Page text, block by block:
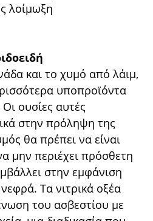
λοίμωξη
και το χυμό από λάιμ,
υποπροϊόντα
ουσίες αυτές
στην πρόληψη της
θα πρέπει να είναι
μην περιέχει πρόσθετη
στην εμφάνιση
Τα νιτρικά οξέα
του ασβεστίου με